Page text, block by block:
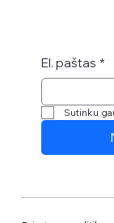
El. paštas *
Sutinku